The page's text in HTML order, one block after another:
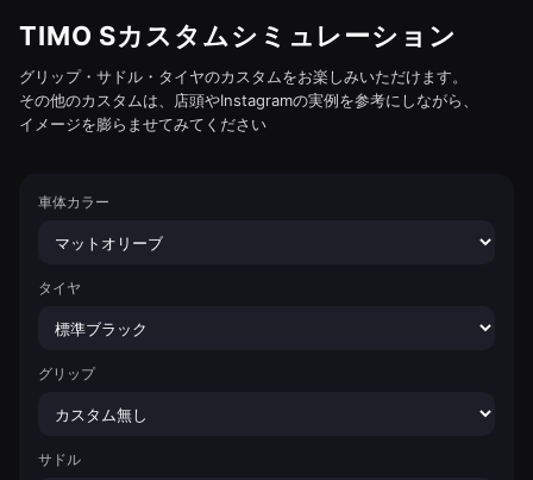
TIMO Sカスタムシミュレーション
グリップ・サドル・タイヤのカスタムをお楽しみいただけます。
その他のカスタムは、店頭やInstagramの実例を参考にしながら、
イメージを膨らませてみてください
車体カラー
タイヤ
グリップ
サドル